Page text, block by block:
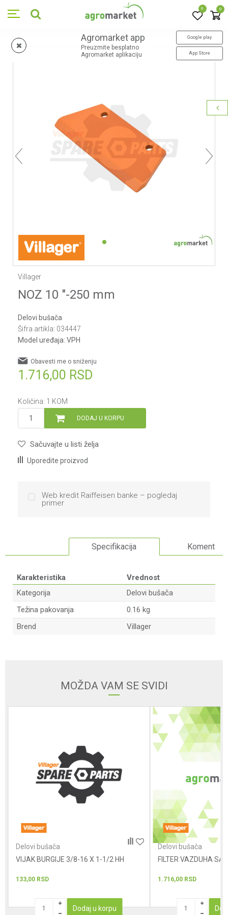
0 0
Agromarket app
Preuzmite besplatno
Agromarket aplikaciju
Google play
App Store
1
Villager
NOZ 10 "-250 mm
Delovi bušača
Šifra artikla: 034447
Model uređaja: VPH
1.716,00 RSD
Obavesti me o sniženju
Količina: 1 KOM
DODAJ U KORPU
Sačuvajte u listi želja
Uporedite proizvod
Web kredit Raiffeisen banke – pogledaj
primer
Specifikacija Komentari
Karakteristika
Vrednost
Kategorija
Delovi bušača
Težina pakovanja
0.16 kg
Brend
Villager
MOŽDA VAM SE SVIDI
Delovi bušača
VIJAK BURGIJE 3/8-16 X 1-1/2 HH
133,00 RSD
Dodaj u korpu
Delovi bušača
FILTER VAZDUHA SA
1.716,00 RSD